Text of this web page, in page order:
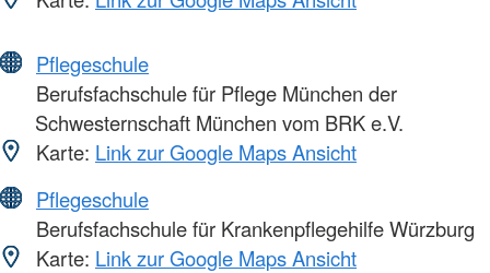
Pflegeschule
Berufsfachschule für Pflege München der
Schwesternschaft München vom BRK e.V.
Karte: Link zur Google Maps Ansicht
Pflegeschule
Berufsfachschule für Krankenpflegehilfe Würzburg
Karte: Link zur Google Maps Ansicht